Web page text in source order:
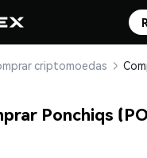
criptomoedas
Ponchiqs